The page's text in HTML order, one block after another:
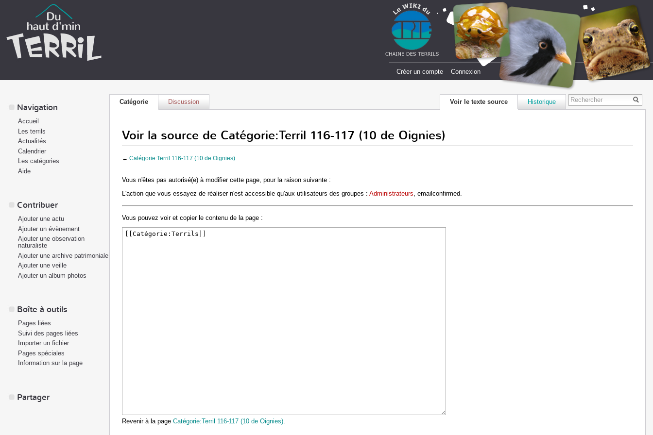
Créer un compte Connexion
Catégorie Discussion Voir le texte source Historique
Voir la source de Catégorie:Terril 116-117 (10 de Oignies)
← Catégorie:Terril 116-117 (10 de Oignies)
Vous n'êtes pas autorisé(e) à modifier cette page, pour la raison suivante :
L'action que vous essayez de réaliser n'est accessible qu'aux utilisateurs des groupes : Administrateurs , emailconfirmed.
Vous pouvez voir et copier le contenu de la page :
Revenir à la page Catégorie:Terril 116-117 (10 de Oignies)
Navigation
Accueil
Les terrils
Actualités
Calendrier
Les catégories
Aide
Contribuer
Ajouter une actu
Ajouter un évènement
Ajouter une observation
naturaliste
Ajouter une archive patrimoniale
Ajouter une veille
Ajouter un album photos
Boîte à outils
Pages liées
Suivi des pages liées
Importer un fichier
Pages spéciales
Information sur la page
Partager